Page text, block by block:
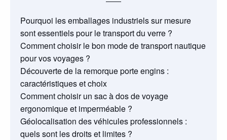
Pourquoi les emballages industriels sur mesure
sont essentiels pour le transport du verre ?
Comment choisir le bon mode de transport nautique
pour vos voyages ?
Découverte de la remorque porte engins :
caractéristiques et choix
Comment choisir un sac à dos de voyage
ergonomique et imperméable ?
Géolocalisation des véhicules professionnels :
quels sont les droits et limites ?